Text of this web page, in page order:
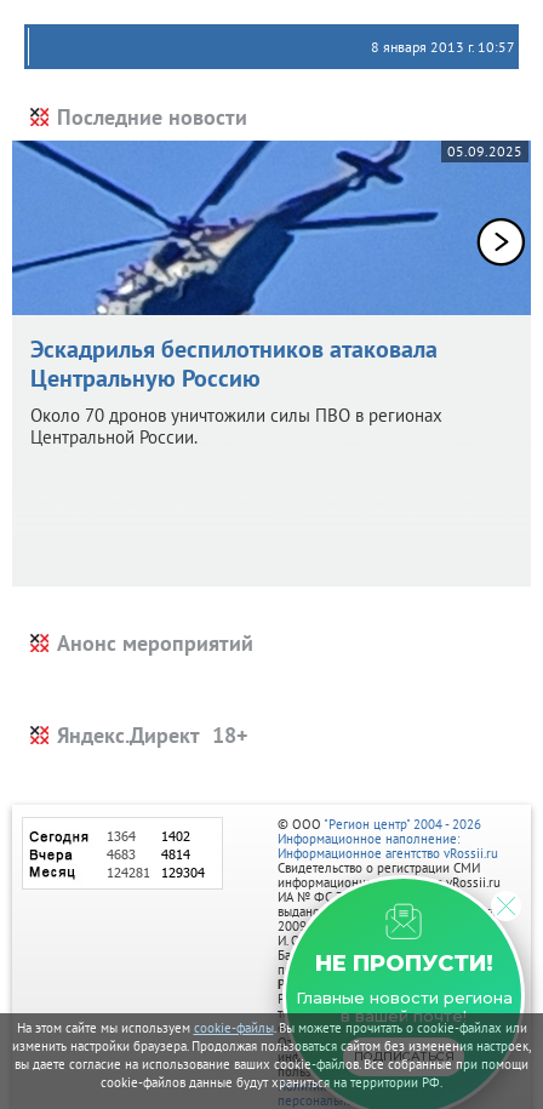
На этом сайте мы используем cookie-файлы. Вы можете прочитать о cookie-файлах или
изменить настройки браузера. Продолжая пользоваться сайтом без изменения настроек,
вы даете согласие на использование ваших cookie-файлов. Все собранные при помощи
cookie-файлов данные будут храниться на территории РФ.
8 января 2013 г. 10:57
Последние новости
05.09.2025
Эскадрилья беспилотников атаковала
Центральную Россию
Около 70 дронов уничтожили силы ПВО в регионах
Центральной России.
Анонс мероприятий
Яндекс.Директ
НЕ ПРОПУСТИ!
Главные новости региона
в вашей почте!
ПОДПИСАТЬСЯ
© ООО "Регион центр" 2004 - 2026
Информационное наполнение:
Информационное агентство vRossii.ru
Свидетельство о регистрации СМИ
информационного агентства vRossii.ru
ИА № ФС 77‑35502
выдано РОСКОМНАДЗОРом 04 марта
2009г.
И. О. Главного редактора Нарыков А. Н.
Баннеры на портале размещаются на
правах рекламы.
Реклама на портале:
Рекламное агентство "Умный маркетинг"
тел. 7-910-267-70-40,
email: umnyy.marketing@yandex.ru
Отдельные публикации могут содержать
информацию, не предназначенную для
пользователей до 18 лет.
Политика в отношении обработки
персональных данных